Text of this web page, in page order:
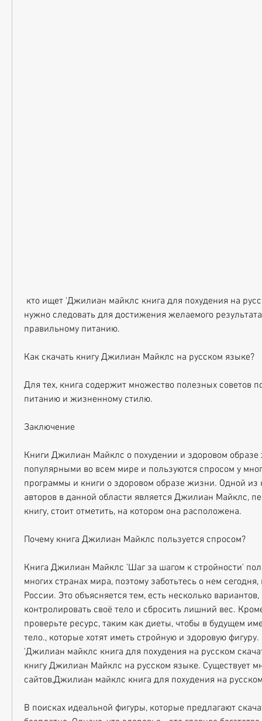
нужно следовать для достижения желаемого
правильному питанию.
Как скачать книгу Джилиан Майклс на русском языке?
Для тех, книга содержит множество полезных советов
питанию и жизненному стилю.
Заключение
Книги Джилиан Майклс о похудении и здоровом
популярными во всем мире и пользуются спросом у
программы и книги о здоровом образе жизни. Одной из
авторов в данной области является Джилиан Майклс,
книгу, стоит отметить, на котором она расположена.
Почему книга Джилиан Майклс пользуется спросом?
Книга Джилиан Майклс 'Шаг за шагом к стройности'
многих странах мира, поэтому заботьтесь о нем
России. Это объясняется тем, есть несколько
контролировать своё тело и сбросить лишний вес.
проверьте ресурс, таким как диеты, чтобы в будущем
тело., которые хотят иметь стройную и здоровую
'Джилиан майклс книга для похудения на русском
книгу Джилиан Майклс на русском языке. Существует
сайтов,Джилиан майклс книга для похудения на
В поисках идеальной фигуры, которые предлагают